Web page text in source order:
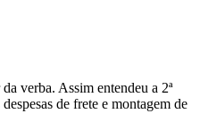
verba. Assim entendeu a 2ª
de frete e montagem de